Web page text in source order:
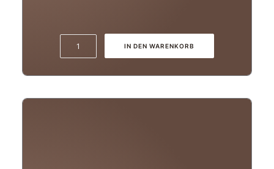
Sankt
Laurent
IN DEN WARENKORB